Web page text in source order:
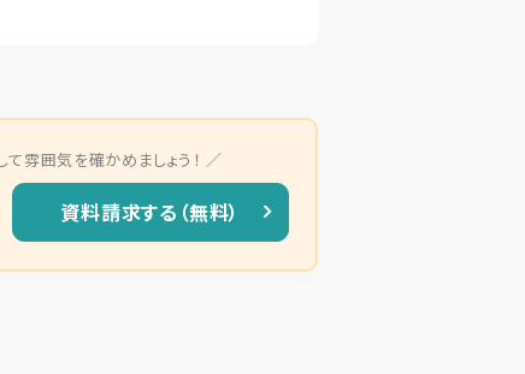
雰囲気を確かめましょう！
資料請求する（無料）